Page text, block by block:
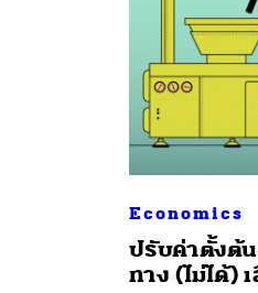
Economics
ปรับค่าตั้งต้
ทาง (ไม่ได้)